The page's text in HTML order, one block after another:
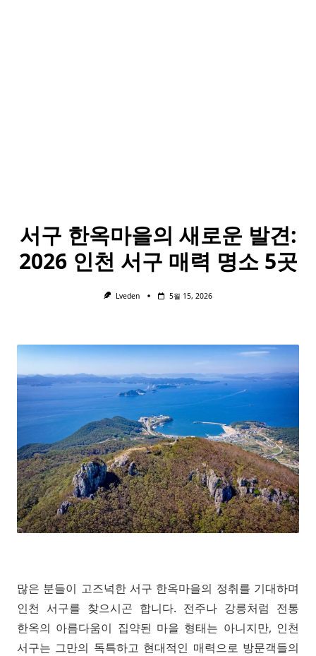
서구 한옥마을의 새로운 발견:
2026 인천 서구 매력 명소 5곳
Lveden 5월 15, 2026
많은 분들이 고즈넉한 서구 한옥마을의 정취를 기대하며
인천 서구를 찾으시곤 합니다. 전주나 강릉처럼 전통
한옥의 아름다움이 집약된 마을 형태는 아니지만, 인천
서구는 그만의 독특하고 현대적인 매력으로 방문객들의